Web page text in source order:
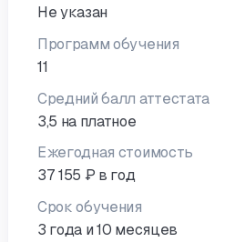
Не указан
Программ обучения
11
Средний балл аттестата
3,5 на платное
Ежегодная стоимость
37 155 ₽ в год
Срок обучения
3 года и 10 месяцев